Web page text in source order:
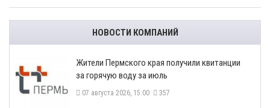
НОВОСТИ КОМПАНИЙ
​Жители Пермского края получили квитанции
за горячую воду за июль
07 августа 2026, 15:00 357